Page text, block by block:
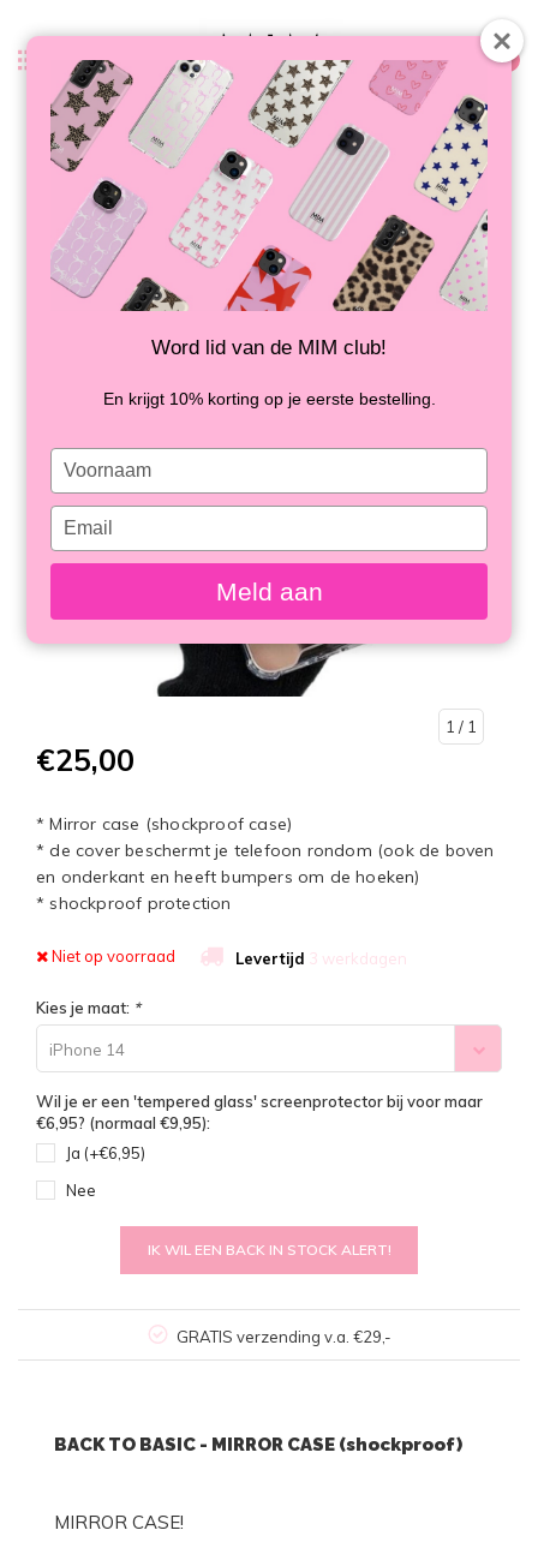
0
Terug
BACK TO BASIC - MIRROR CASE
(shockproof)
NIET OP VOORRAAD
1 / 1
€25,00
* Mirror case (shockproof case)
* de cover beschermt je telefoon rondom (ook de boven
en onderkant en heeft bumpers om de hoeken)
* shockproof protection
Niet op voorraad Levertijd 3 werkdagen
Kies je maat: *
iPhone 14
Wil je er een 'tempered glass' screenprotector bij voor maar
€6,95? (normaal €9,95):
Ja (+€6,95)
Nee
IK WIL EEN BACK IN STOCK ALERT!
GRATIS verzending v.a. €29,-
BACK TO BASIC - MIRROR CASE (shockproof)
MIRROR CASE!
Word lid van de MIM club!
En krijgt 10% korting op je eerste bestelling.
Type
your
name
Type
your
email
Meld aan